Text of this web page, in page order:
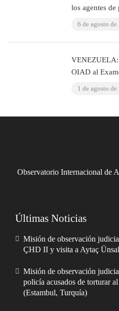
los agentes
6 de agosto de
OIAD al
1 de agosto de
Observatorio Internacional de
Últimas Noticias
Misión de observación
ÇHD II y visita a Aytaç
Misión de observación
policía acusados de torturar
(Estambul, Turquía)